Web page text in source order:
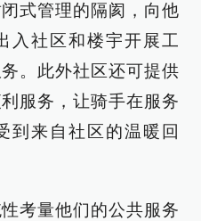
式管理的隔阂，向他
入社区和楼宇开展工
。此外社区还可提供
服务，让骑手在服务
到来自社区的温暖回
考量他们的公共服务